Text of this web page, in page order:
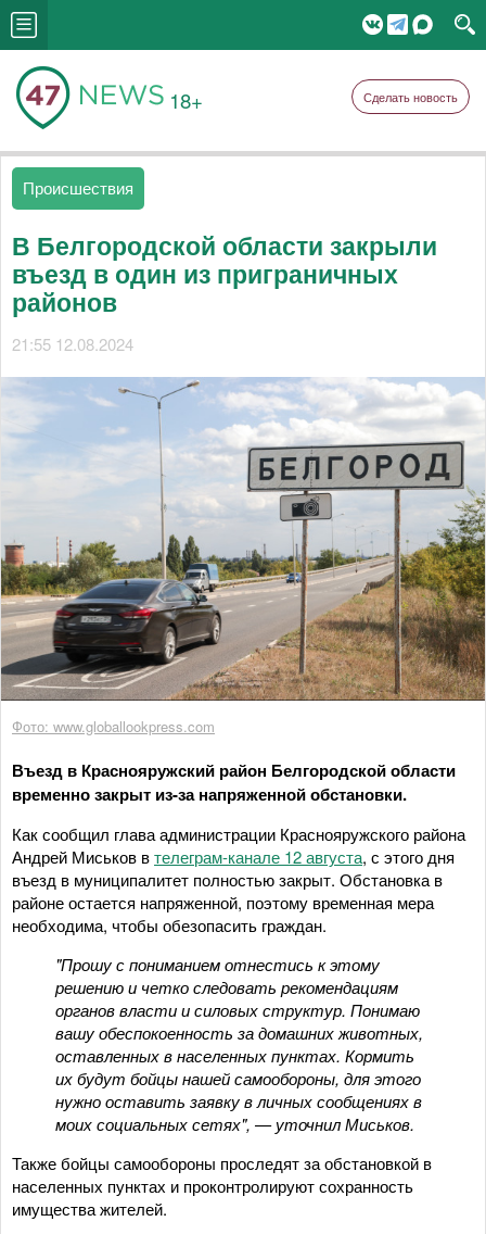
18+ Сделать новость
Происшествия
В Белгородской области закрыли
въезд в один из приграничных
районов
21:55 12.08.2024
Фото: www.globallookpress.com
Въезд в Краснояружский район Белгородской области
временно закрыт из-за напряженной обстановки.
Как сообщил глава администрации Краснояружского района
Андрей Миськов втелеграм-канале 12 августа, с этого дня
въезд в муниципалитет полностью закрыт. Обстановка в
районе остается напряженной, поэтому временная мера
необходима, чтобы обезопасить граждан.
"Прошу с пониманием отнестись к этому
решению и четко следовать рекомендациям
органов власти и силовых структур. Понимаю
вашу обеспокоенность за домашних животных,
оставленных в населенных пунктах. Кормить
их будут бойцы нашей самообороны, для этого
нужно оставить заявку в личных сообщениях в
моих социальных сетях", — уточнил Миськов.
Также бойцы самообороны проследят за обстановкой в
населенных пунктах и проконтролируют сохранность
имущества жителей.